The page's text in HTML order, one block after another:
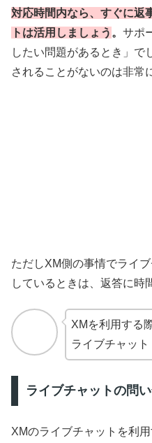
対応時間内なら、すぐに返
トは活用しましょう 。 サポ
したい問題があるとき」で
されることがないのは非常
ただしXM側の事情でライ
しているときは、返答に時
XMを利用する
ライブチャット
ライブチャットの問
XMのライブチャットを利